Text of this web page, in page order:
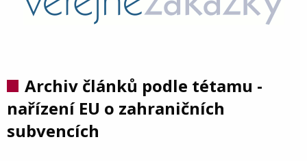
Archiv článků podle tétamu -
nařízení EU o zahraničních
subvencích